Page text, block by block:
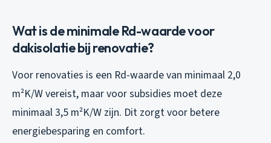
Wat is de minimale Rd-waarde voor
dakisolatie bij renovatie?
Voor renovaties is een Rd-waarde van minimaal 2,0
m²K/W vereist, maar voor subsidies moet deze
minimaal 3,5 m²K/W zijn. Dit zorgt voor betere
energiebesparing en comfort.